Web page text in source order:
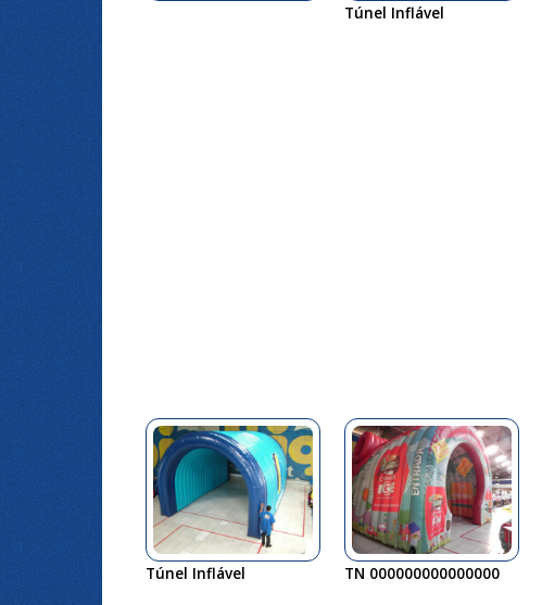
Túnel Inflável
Túnel Inflável TN 000000000000000